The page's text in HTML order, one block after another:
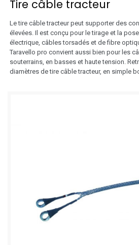
Tire câble tracteur
Le tire câble tracteur peut supporter des
élevées. Il est conçu pour le tirage et la
électrique, câbles torsadés et de fibre
Taravello pro convient aussi bien pour les
souterrains, en basses et haute tension.
diamètres de tire câble tracteur, en simple